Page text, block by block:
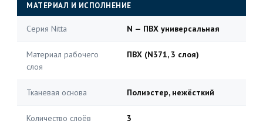
МАТЕРИАЛ И ИСПОЛНЕНИЕ
Серия Nitta N — ПВХ универсальная
Материал рабочего
слоя
ПВХ (N371, 3 слоя)
Тканевая основа Полиэстер, нежёсткий
Количество слоёв 3